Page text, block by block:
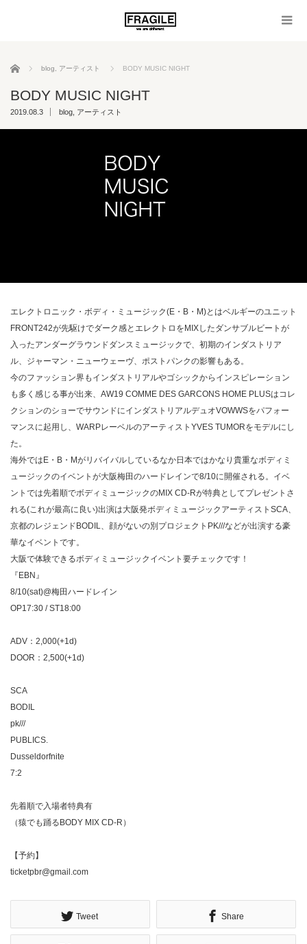
ホーム blog アーティスト BODY MUSIC NIGHT
BODY MUSIC NIGHT
2019.08.3 blog アーティスト
エレクトロニック・ボディ・ミュージック(E・B・M)とはベルギーのユニット
FRONT242が先駆けでダーク感とエレクトロをMIXしたダンサブルビートが
入ったアンダーグラウンドダンスミュージックで、初期のインダストリア
ル、ジャーマン・ニューウェーヴ、ポストパンクの影響もある。
今のファッション界もインダストリアルやゴシックからインスピレーション
も多く感じる事が出来、AW19 COMME DES GARCONS HOME PLUSはコレ
クションのショーでサウンドにインダストリアルデュオVOWWSをパフォー
マンスに起用し、WARPレーベルのアーティストYVES TUMORをモデルにし
た。
海外ではE・B・Mがリバイバルしているなか日本ではかなり貴重なボディミ
ュージックのイベントが大阪梅田のハードレインで8/10に開催される。イベ
ントでは先着順でボディミュージックのMIX CD-Rが特典としてプレゼントさ
れる(これが最高に良い)出演は大阪発ボディミュージックアーティストSCA、
京都のレジェンドBODIL、顔がないの別プロジェクトPK///などが出演する豪
華なイベントです。
大阪で体験できるボディミュージックイベント要チェックです！
『EBN』
8/10(sat)@梅田ハードレイン
OP17:30 / ST18:00
ADV：2,000(+1d)
DOOR：2,500(+1d)
SCA
BODIL
pk///
PUBLICS.
Dusseldorfnite
7:2
先着順で入場者特典有
（猿でも踊るBODY MIX CD-R）
【予約】
ticketpbr@gmail.com
Tweet Share